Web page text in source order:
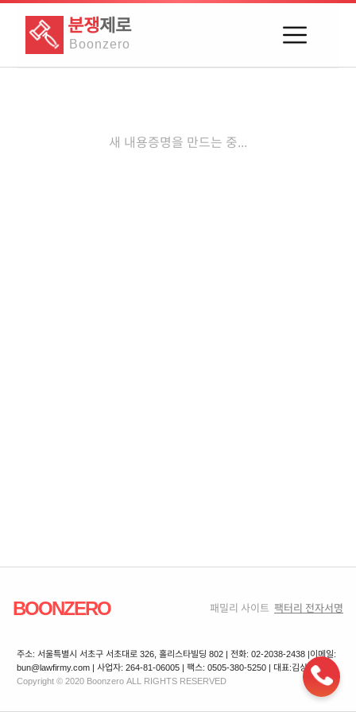
분쟁제로
Boonzero
새 내용증명을 만드는 중...
BOONZERO 패밀리 사이트 팩터리 전자서명
주소: 서울특별시 서초구 서초대로 326, 홀리스타빌딩 802 | 전화: 02-2038-2438 |이메일:
bun@lawfirmy.com | 사업자: 264-81-06005 | 팩스: 0505-380-5250 | 대표:김상겸
Copyright © 2020 Boonzero ALL RIGHTS RESERVED